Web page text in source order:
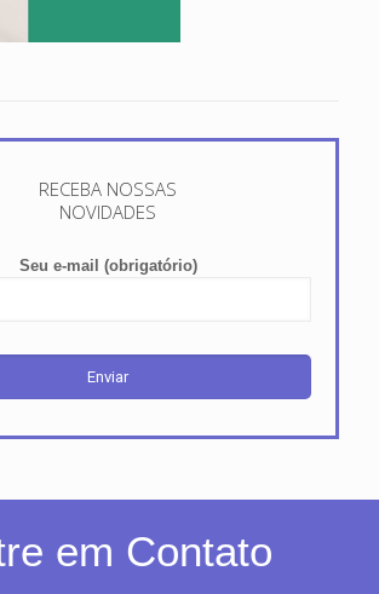
RECEBA NOSSAS
NOVIDADES
Seu e-mail (obrigatório)
em Contato